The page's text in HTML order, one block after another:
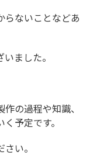
らないことなどあ
ました。
の過程や知識、
予定です。
い。